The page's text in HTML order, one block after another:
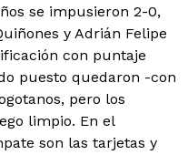
se impusieron 2-0,
y Adrián Felipe
con puntaje
puesto quedaron -con
pero los
limpio. En el
son las tarjetas y